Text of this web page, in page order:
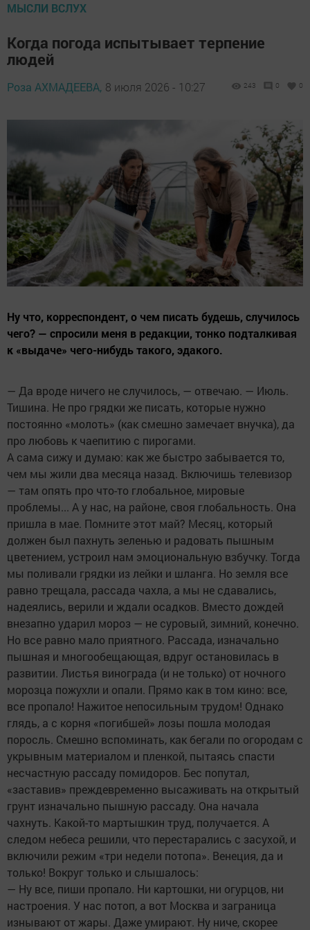
МЫСЛИ ВСЛУХ
Когда погода испытывает терпение
людей
Роза АХМАДЕЕВА, 8 июля 2026 - 10:27 243 0 0
Ну что, корреспондент, о чем писать будешь, случилось
чего? — спросили меня в редакции, тонко подталкивая
к «выдаче» чего-нибудь такого, эдакого.
— Да вроде ничего не случилось, — отвечаю. — Июль.
Тишина. Не про грядки же писать, которые нужно
постоянно «молоть» (как смешно замечает внучка), да
про любовь к чаепитию с пирогами.
А сама сижу и думаю: как же быстро забывается то,
чем мы жили два месяца назад. Включишь телевизор
— там опять про что-то глобальное, мировые
проблемы... А у нас, на районе, своя глобальность. Она
пришла в мае. Помните этот май? Месяц, который
должен был пахнуть зеленью и радовать пышным
цветением, устроил нам эмоциональную взбучку. Тогда
мы поливали грядки из лейки и шланга. Но земля все
равно трещала, рассада чахла, а мы не сдавались,
надеялись, верили и ждали осадков. Вместо дождей
внезапно ударил мороз — не суровый, зимний, конечно.
Но все равно мало приятного. Рассада, изначально
пышная и многообещающая, вдруг остановилась в
развитии. Листья винограда (и не только) от ночного
морозца пожухли и опали. Прямо как в том кино: все,
все пропало! Нажитое непосильным трудом! Однако
глядь, а с корня «погибшей» лозы пошла молодая
поросль. Смешно вспоминать, как бегали по огородам с
укрывным материалом и пленкой, пытаясь спасти
несчастную рассаду помидоров. Бес попутал,
«заставив» преждевременно высаживать на открытый
грунт изначально пышную рассаду. Она начала
чахнуть. Какой-то мартышкин труд, получается. А
следом небеса решили, что перестарались с засухой, и
включили режим «три недели потопа». Венеция, да и
только! Вокруг только и слышалось:
— Ну все, пиши пропало. Ни картошки, ни огурцов, ни
настроения. У нас потоп, а вот Москва и заграница
изнывают от жары. Даже умирают. Ну ниче, скорее